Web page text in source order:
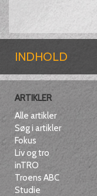
INDHOLD
ARTIKLER
Alle artikler
Søg i artikler
Fokus
Liv og tro
inTRO
Troens ABC
Studie